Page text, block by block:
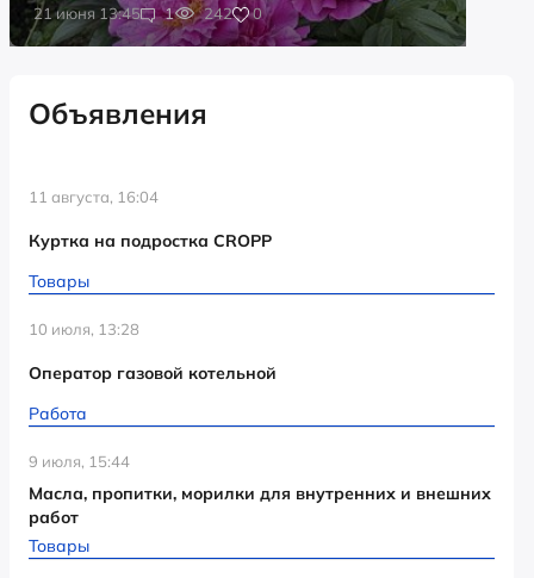
21 июня 13:45 1 242 0
Объявления
11 августа, 16:04
Куртка на подростка CROPP
Товары
10 июля, 13:28
Оператор газовой котельной
Работа
9 июля, 15:44
Масла, пропитки, морилки для внутренних и внешних
работ
Товары